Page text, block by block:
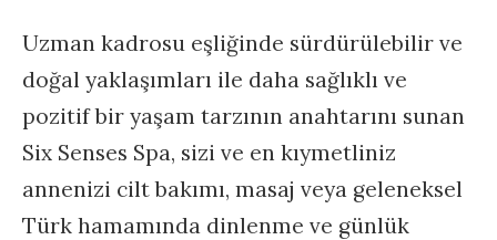
Uzman kadrosu eşliğinde sürdürülebilir ve
doğal yaklaşımları ile daha sağlıklı ve
pozitif bir yaşam tarzının anahtarını sunan
Six Senses Spa, sizi ve en kıymetliniz
annenizi cilt bakımı, masaj veya geleneksel
Türk hamamında dinlenme ve günlük